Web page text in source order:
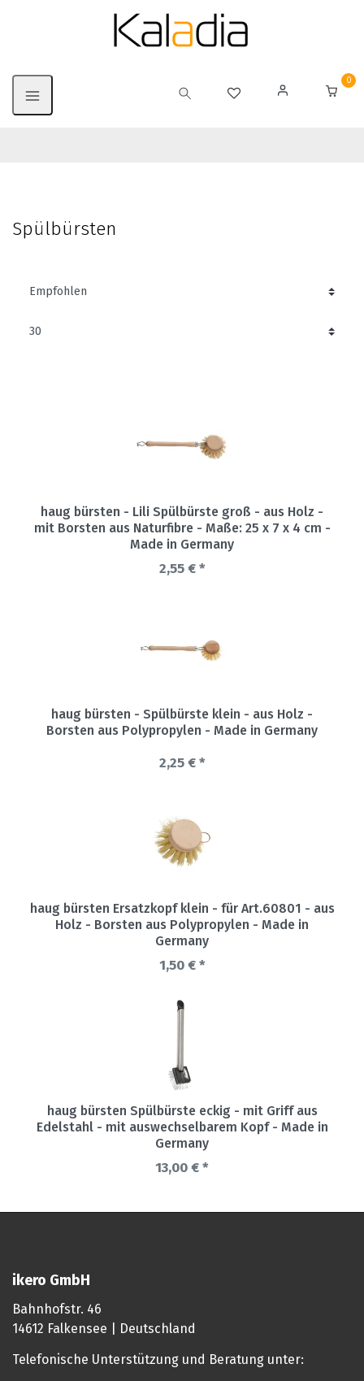
0
Spülbürsten
haug bürsten - Lili Spülbürste groß - aus Holz -
mit Borsten aus Naturfibre - Maße: 25 x 7 x 4 cm -
Made in Germany
2,55 € *
haug bürsten - Spülbürste klein - aus Holz -
Borsten aus Polypropylen - Made in Germany
2,25 € *
haug bürsten Ersatzkopf klein - für Art.60801 - aus
Holz - Borsten aus Polypropylen - Made in
Germany
1,50 € *
haug bürsten Spülbürste eckig - mit Griff aus
Edelstahl - mit auswechselbarem Kopf - Made in
Germany
13,00 € *
ikero GmbH
Bahnhofstr. 46
14612 Falkensee | Deutschland
Telefonische Unterstützung und Beratung unter: